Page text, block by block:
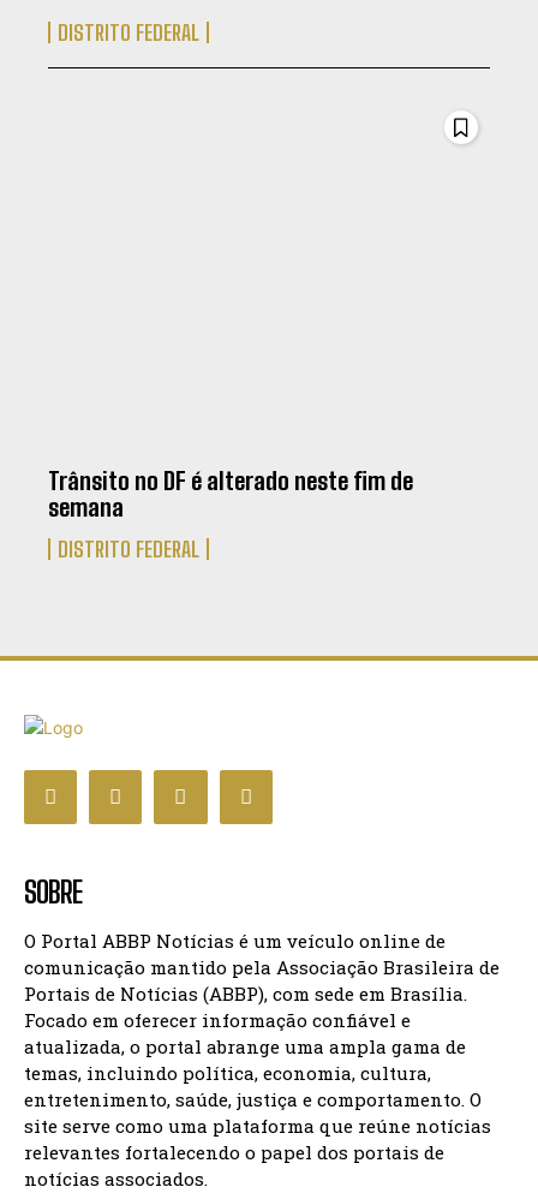
DISTRITO FEDERAL
Trânsito no DF é alterado neste fim de
semana
DISTRITO FEDERAL
SOBRE
O Portal ABBP Notícias é um veículo online de
comunicação mantido pela Associação Brasileira de
Portais de Notícias (ABBP), com sede em Brasília.
Focado em oferecer informação confiável e
atualizada, o portal abrange uma ampla gama de
temas, incluindo política, economia, cultura,
entretenimento, saúde, justiça e comportamento. O
site serve como uma plataforma que reúne notícias
relevantes fortalecendo o papel dos portais de
notícias associados.